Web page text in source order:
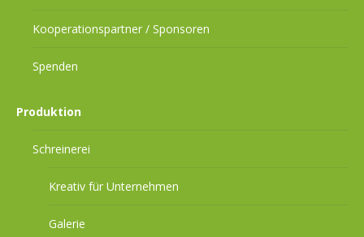
Kooperationspartner / Sponsoren
Spenden
Produktion
Schreinerei
Kreativ für Unternehmen
Galerie